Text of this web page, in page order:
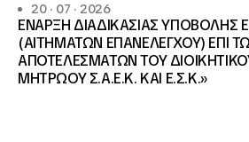
20 · 07 · 2026
ΕΝΑΡΞΗ ΔΙΑΔΙΚΑΣΙΑΣ ΥΠΟΒΟΛΗΣ
(ΑΙΤΗΜΑΤΩΝ ΕΠΑΝΕΛΕΓΧΟΥ) ΕΠΙ
ΑΠΟΤΕΛΕΣΜΑΤΩΝ ΤΟΥ
ΜΗΤΡΩΟΥ Σ.Α.Ε.Κ. ΚΑΙ Ε.Σ.Κ.»